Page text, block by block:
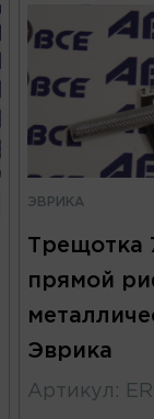
ЭВРИКА
Трещотка
прямой
Эврика
Артикул :